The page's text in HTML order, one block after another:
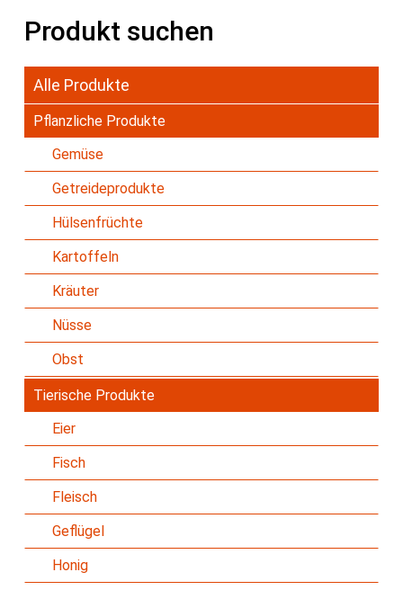
Produkt suchen
Alle Produkte
Pflanzliche Produkte
Gemüse
Getreideprodukte
Hülsenfrüchte
Kartoffeln
Kräuter
Nüsse
Obst
Tierische Produkte
Eier
Fisch
Fleisch
Geflügel
Honig